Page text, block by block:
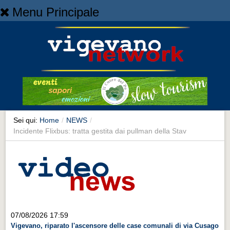
Menu Principale
NEWS
Cronaca
Cronaca
Artes et Artificia
Sport
Territorio
Sei qui: Home / NEWS /
Incidente Flixbus: tratta gestita dai pullman della Stav
07/08/2026 17:59
Vigevano, riparato l'ascensore delle case comunali di via Cusago